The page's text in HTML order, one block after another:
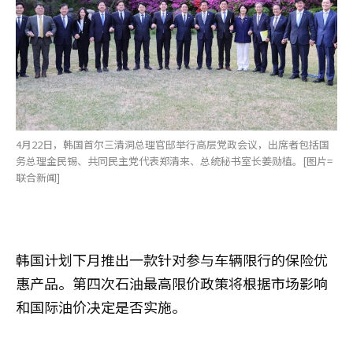
4月22日，韩国首尔三清洞总理官邸举行高层党政会议，出席者包括国
务总理金民锡、共同民主党代表郑清来、总统秘书室长姜勋植。[图片=
联合新闻]
韩国计划下月推出一款针对参与车辆限行的保险优
惠产品。第四次石油最高限价政策将根据市场影响
和国际油价决定是否实施。